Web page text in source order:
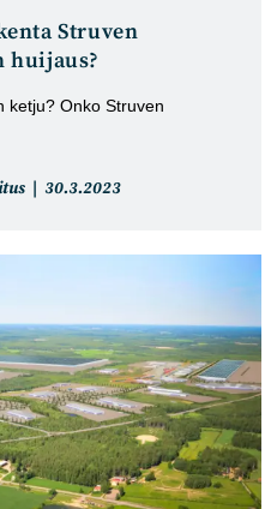
Struven
huijaus?
ketju? Onko Struven
Artikkeli
30.3.2023